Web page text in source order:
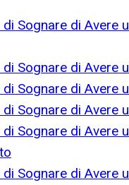
Sognare di Avere
Sognare di Avere
Sognare di Avere
Sognare di Avere
Sognare di Avere
Sognare di Avere